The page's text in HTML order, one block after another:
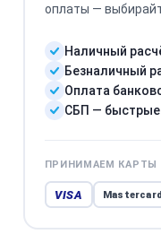
оплаты —
Наличный
Безналичный
Оплата
СБП —
ПРИНИМАЕМ КАРТЫ
VISA Mastercard